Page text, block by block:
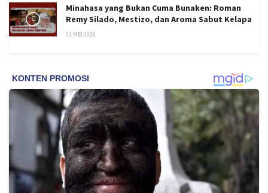
Minahasa yang Bukan Cuma Bunaken: Roman
Remy Silado, Mestizo, dan Aroma Sabut Kelapa
31 MEI 2026